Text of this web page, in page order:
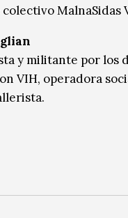
MalnaSidas
y militante por los
VIH, operadora